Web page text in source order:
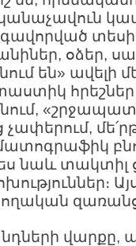
օձեր,
են» ավելի
չափերում,
նաև տակտիլ
վարքը,